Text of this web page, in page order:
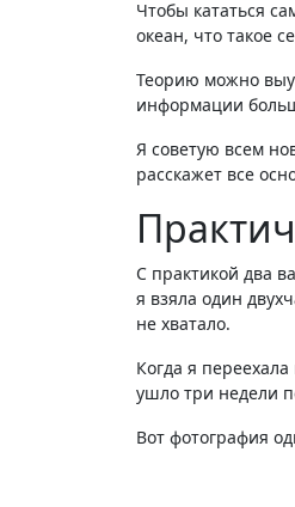
Чтобы кататься
океан, что такое
Теорию можно выучить самостоятельно по статьям и видеороликам в интернете. Если знаете английский — будет проще, потому что на английском
информации
Я советую всем
расскажет все
С практикой два
я взяла один
не хватало.
Когда я
ушло три недели
Вот фотография